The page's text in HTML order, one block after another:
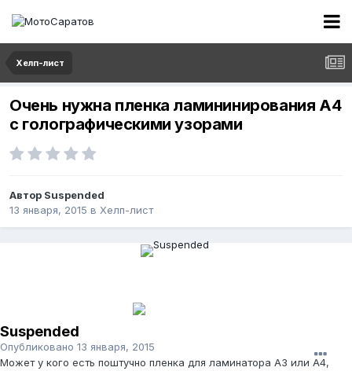
Хелп-лист
Очень нужна пленка ламининирования А4
с голографическими узорами
Автор Suspended
13 января, 2015 в Хелп-лист
Suspended
Опубликовано 13 января, 2015
Может у кого есть поштучно пленка для ламинатора А3 или А4,